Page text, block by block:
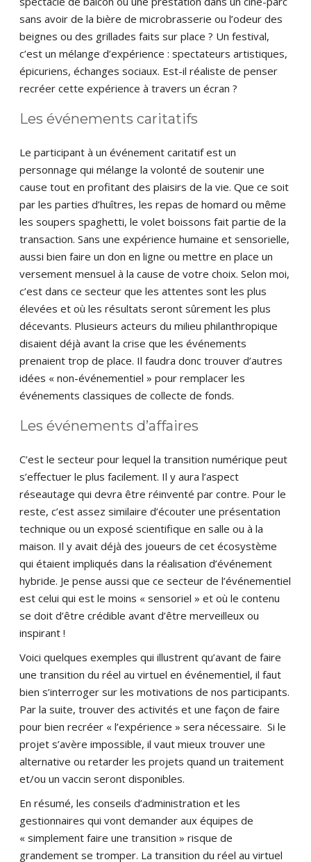
sans avoir de la bière de microbrasserie ou l’odeur des
beignes ou des grillades faits sur place ? Un festival,
c’est un mélange d’expérience : spectateurs artistiques,
épicuriens, échanges sociaux. Est-il réaliste de penser
recréer cette expérience à travers un écran ?
Les événements caritatifs
Le participant à un événement caritatif est un
personnage qui mélange la volonté de soutenir une
cause tout en profitant des plaisirs de la vie. Que ce soit
par les parties d’huîtres, les repas de homard ou même
les soupers spaghetti, le volet boissons fait partie de la
transaction. Sans une expérience humaine et sensorielle,
aussi bien faire un don en ligne ou mettre en place un
versement mensuel à la cause de votre choix. Selon moi,
c’est dans ce secteur que les attentes sont les plus
élevées et où les résultats seront sûrement les plus
décevants. Plusieurs acteurs du milieu philanthropique
disaient déjà avant la crise que les événements
prenaient trop de place. Il faudra donc trouver d’autres
idées « non-événementiel » pour remplacer les
événements classiques de collecte de fonds.
Les événements d’affaires
C’est le secteur pour lequel la transition numérique peut
s’effectuer le plus facilement. Il y aura l’aspect
réseautage qui devra être réinventé par contre. Pour le
reste, c’est assez similaire d’écouter une présentation
technique ou un exposé scientifique en salle ou à la
maison. Il y avait déjà des joueurs de cet écosystème
qui étaient impliqués dans la réalisation d’événement
hybride. Je pense aussi que ce secteur de l’événementiel
est celui qui est le moins « sensoriel » et où le contenu
se doit d’être crédible avant d’être merveilleux ou
inspirant !
Voici quelques exemples qui illustrent qu’avant de faire
une transition du réel au virtuel en événementiel, il faut
bien s’interroger sur les motivations de nos participants.
Par la suite, trouver des activités et une façon de faire
pour bien recréer « l’expérience » sera nécessaire. Si le
projet s’avère impossible, il vaut mieux trouver une
alternative ou retarder les projets quand un traitement
et/ou un vaccin seront disponibles.
En résumé, les conseils d’administration et les
gestionnaires qui vont demander aux équipes de
« simplement faire une transition » risque de
grandement se tromper. La transition du réel au virtuel